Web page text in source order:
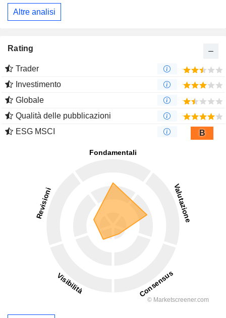
Altre analisi
Rating
Trader
Investimento
Globale
Qualità delle pubblicazioni
ESG MSCI
B